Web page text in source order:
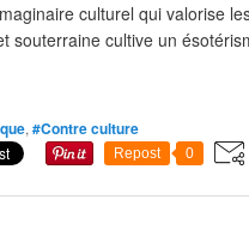
culturel qui valorise
souterraine cultive un
, #Contre culture
Repost 0